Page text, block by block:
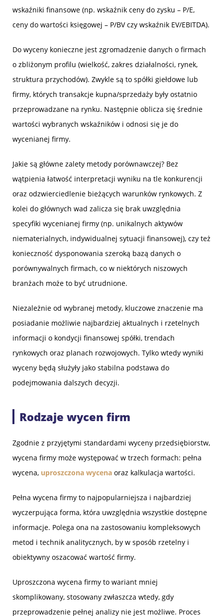
wskaźniki finansowe (np. wskaźnik ceny do zysku – P/E,
ceny do wartości księgowej – P/BV czy wskaźnik EV/EBITDA).
Do wyceny konieczne jest zgromadzenie danych o firmach
o zbliżonym profilu (wielkość, zakres działalności, rynek,
struktura przychodów). Zwykle są to spółki giełdowe lub
firmy, których transakcje kupna/sprzedaży były ostatnio
przeprowadzane na rynku. Następnie oblicza się średnie
wartości wybranych wskaźników i odnosi się je do
wycenianej firmy.
Jakie są główne zalety metody porównawczej? Bez
wątpienia łatwość interpretacji wyniku na tle konkurencji
oraz odzwierciedlenie bieżących warunków rynkowych. Z
kolei do głównych wad zalicza się brak uwzględnia
specyfiki wycenianej firmy (np. unikalnych aktywów
niematerialnych, indywidualnej sytuacji finansowej), czy też
konieczność dysponowania szeroką bazą danych o
porównywalnych firmach, co w niektórych niszowych
branżach może to być utrudnione.
Niezależnie od wybranej metody, kluczowe znaczenie ma
posiadanie możliwie najbardziej aktualnych i rzetelnych
informacji o kondycji finansowej spółki, trendach
rynkowych oraz planach rozwojowych. Tylko wtedy wyniki
wyceny będą służyły jako stabilna podstawa do
podejmowania dalszych decyzji.
Rodzaje wycen firm
Zgodnie z przyjętymi standardami wyceny przedsiębiorstw,
wycena firmy może występować w trzech formach: pełna
wycena, uproszczona wycena oraz kalkulacja wartości.
Pełna wycena firmy to najpopularniejsza i najbardziej
wyczerpująca forma, która uwzględnia wszystkie dostępne
informacje. Polega ona na zastosowaniu kompleksowych
metod i technik analitycznych, by w sposób rzetelny i
obiektywny oszacować wartość firmy.
Uproszczona wycena firmy to wariant mniej
skomplikowany, stosowany zwłaszcza wtedy, gdy
przeprowadzenie pełnej analizy nie jest możliwe. Proces